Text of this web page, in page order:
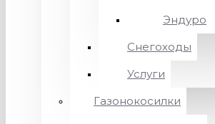
Эндуро
Снегоходы
Услуги
Газонокосилки